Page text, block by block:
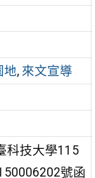
地, 來文宣導
科技大學115
號函